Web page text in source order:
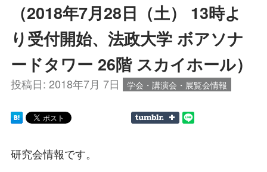
（2018年7月28日（土） 13時よ
り受付開始、法政大学 ボアソナ
ードタワー 26階 スカイホール）
投稿日: 2018年7月 7日 学会・講演会・展覧会情報
研究会情報です。